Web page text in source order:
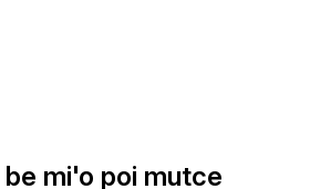
mi'o poi mutce